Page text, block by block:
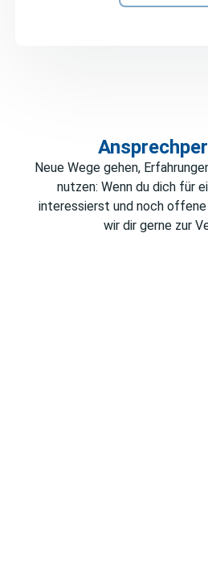
Neue Wege gehen,
nutzen: Wenn du dich für
interessierst und noch
wir dir gerne zur